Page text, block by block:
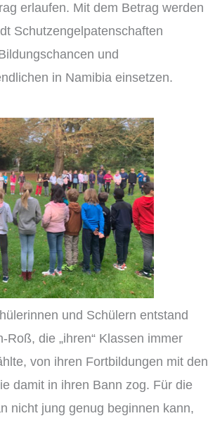
erlaufen. Mit dem Betrag werden
Schutzengelpatenschaften
und
in Namibia einsetzen.
und Schülern entstand
die „ihren“ Klassen immer
von ihren Fortbildungen mit den
damit in ihren Bann zog. Für die
nicht jung genug beginnen kann,